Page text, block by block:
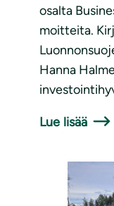
osalta
moitteita.
Hanna
Lue lisää